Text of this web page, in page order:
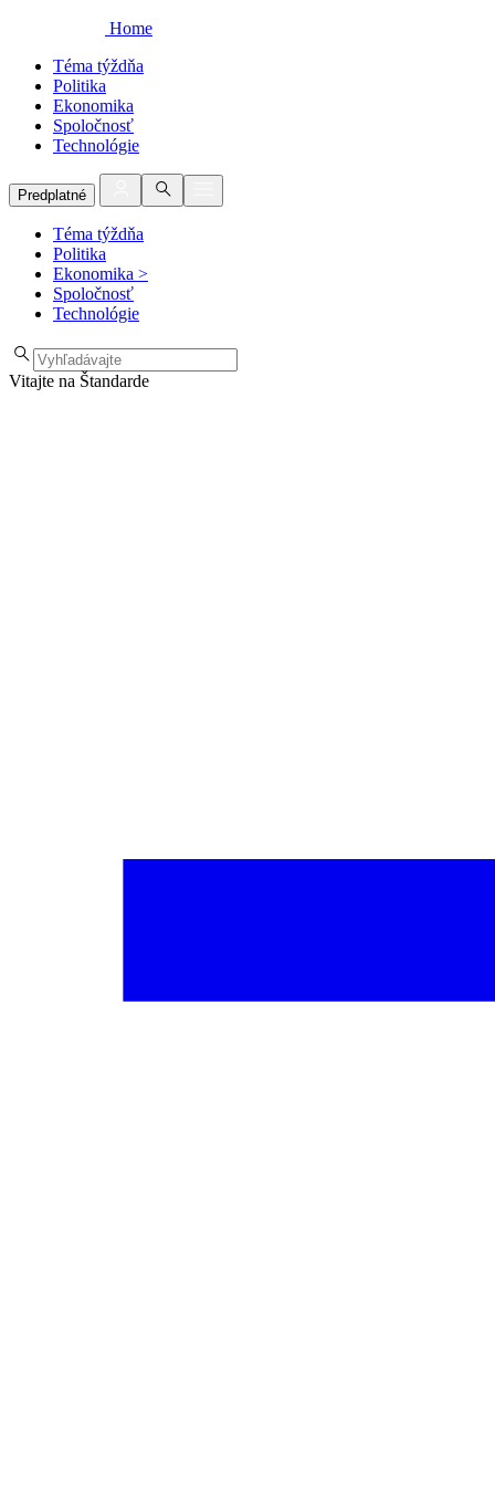
Home
Téma týždňa
Politika
Ekonomika
Spoločnosť
Technológie
Predplatné
Téma týždňa
Politika
Ekonomika >
Spoločnosť
Technológie
Vitajte na Štandarde